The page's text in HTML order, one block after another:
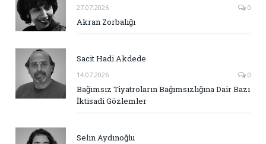
27.07.2026 0
Akran Zorbalığı
Sacit Hadi Akdede
14.07.2026 0
Bağımsız Tiyatroların Bağımsızlığına Dair Bazı
İktisadi Gözlemler
Selin Aydınoğlu